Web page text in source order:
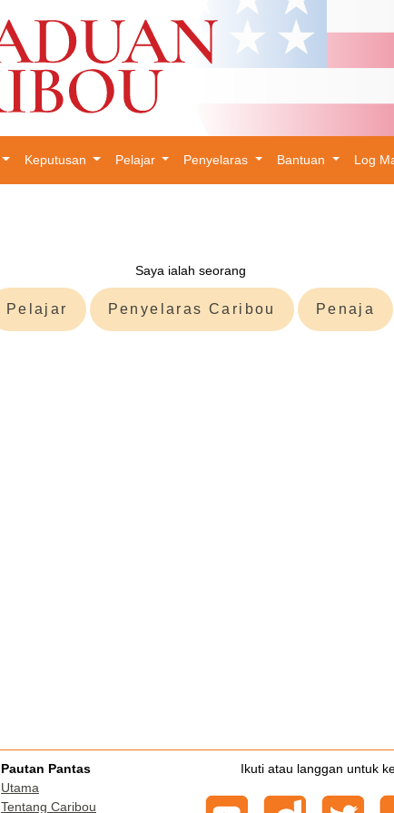
Keputusan Pelajar Penyelaras Bantuan Log
Saya ialah seorang
Pelajar Penyelaras Caribou Penaja
Pautan Pantas
Utama
Tentang Caribou
Ikuti atau langgan untuk